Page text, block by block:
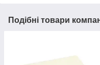
Подібні товари